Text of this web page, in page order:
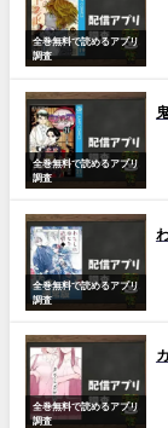
全巻無料で読めるアプリ
調査
全巻無料で読めるアプリ
調査
全巻無料で読めるアプリ
調査
全巻無料で読めるアプリ
調査